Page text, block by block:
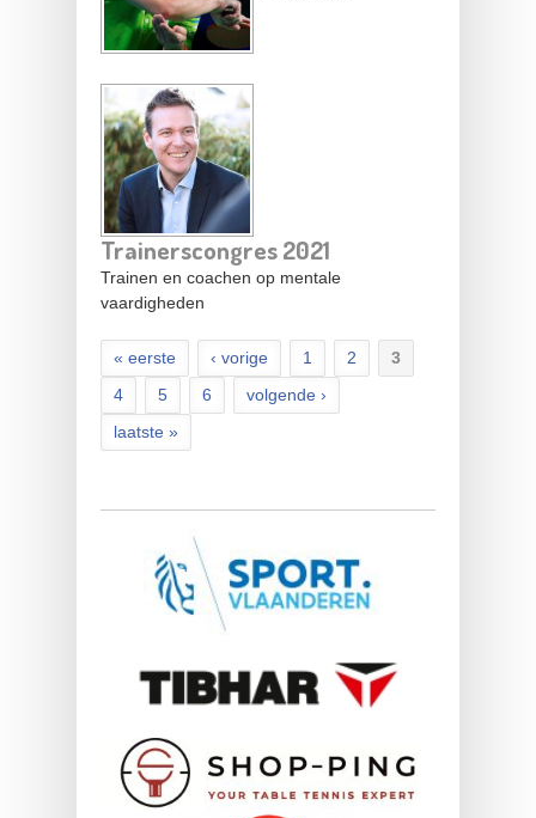
Trainerscongres 2021
Trainen en coachen op mentale
vaardigheden
« eerste ‹ vorige 1 2
3
4
5 6
volgende ›
laatste »